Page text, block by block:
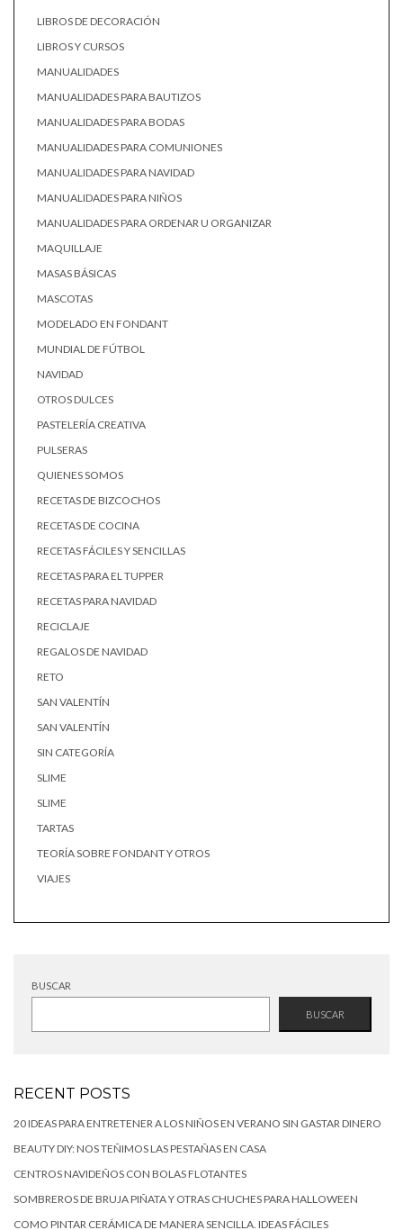
LIBROS DE DECORACIÓN
LIBROS Y CURSOS
MANUALIDADES
MANUALIDADES PARA BAUTIZOS
MANUALIDADES PARA BODAS
MANUALIDADES PARA COMUNIONES
MANUALIDADES PARA NAVIDAD
MANUALIDADES PARA NIÑOS
MANUALIDADES PARA ORDENAR U ORGANIZAR
MAQUILLAJE
MASAS BÁSICAS
MASCOTAS
MODELADO EN FONDANT
MUNDIAL DE FÚTBOL
NAVIDAD
OTROS DULCES
PASTELERÍA CREATIVA
PULSERAS
QUIENES SOMOS
RECETAS DE BIZCOCHOS
RECETAS DE COCINA
RECETAS FÁCILES Y SENCILLAS
RECETAS PARA EL TUPPER
RECETAS PARA NAVIDAD
RECICLAJE
REGALOS DE NAVIDAD
RETO
SAN VALENTÍN
SAN VALENTÍN
SIN CATEGORÍA
SLIME
SLIME
TARTAS
TEORÍA SOBRE FONDANT Y OTROS
VIAJES
BUSCAR
BUSCAR
RECENT POSTS
20 IDEAS PARA ENTRETENER A LOS NIÑOS EN VERANO SIN GASTAR DINERO
BEAUTY DIY: NOS TEÑIMOS LAS PESTAÑAS EN CASA
CENTROS NAVIDEÑOS CON BOLAS FLOTANTES
SOMBREROS DE BRUJA PIÑATA Y OTRAS CHUCHES PARA HALLOWEEN
COMO PINTAR CERÁMICA DE MANERA SENCILLA. IDEAS FÁCILES